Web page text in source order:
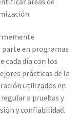
parte en programas
cada día con los
prácticas de la
utilizados en
a pruebas y
y confiabilidad.